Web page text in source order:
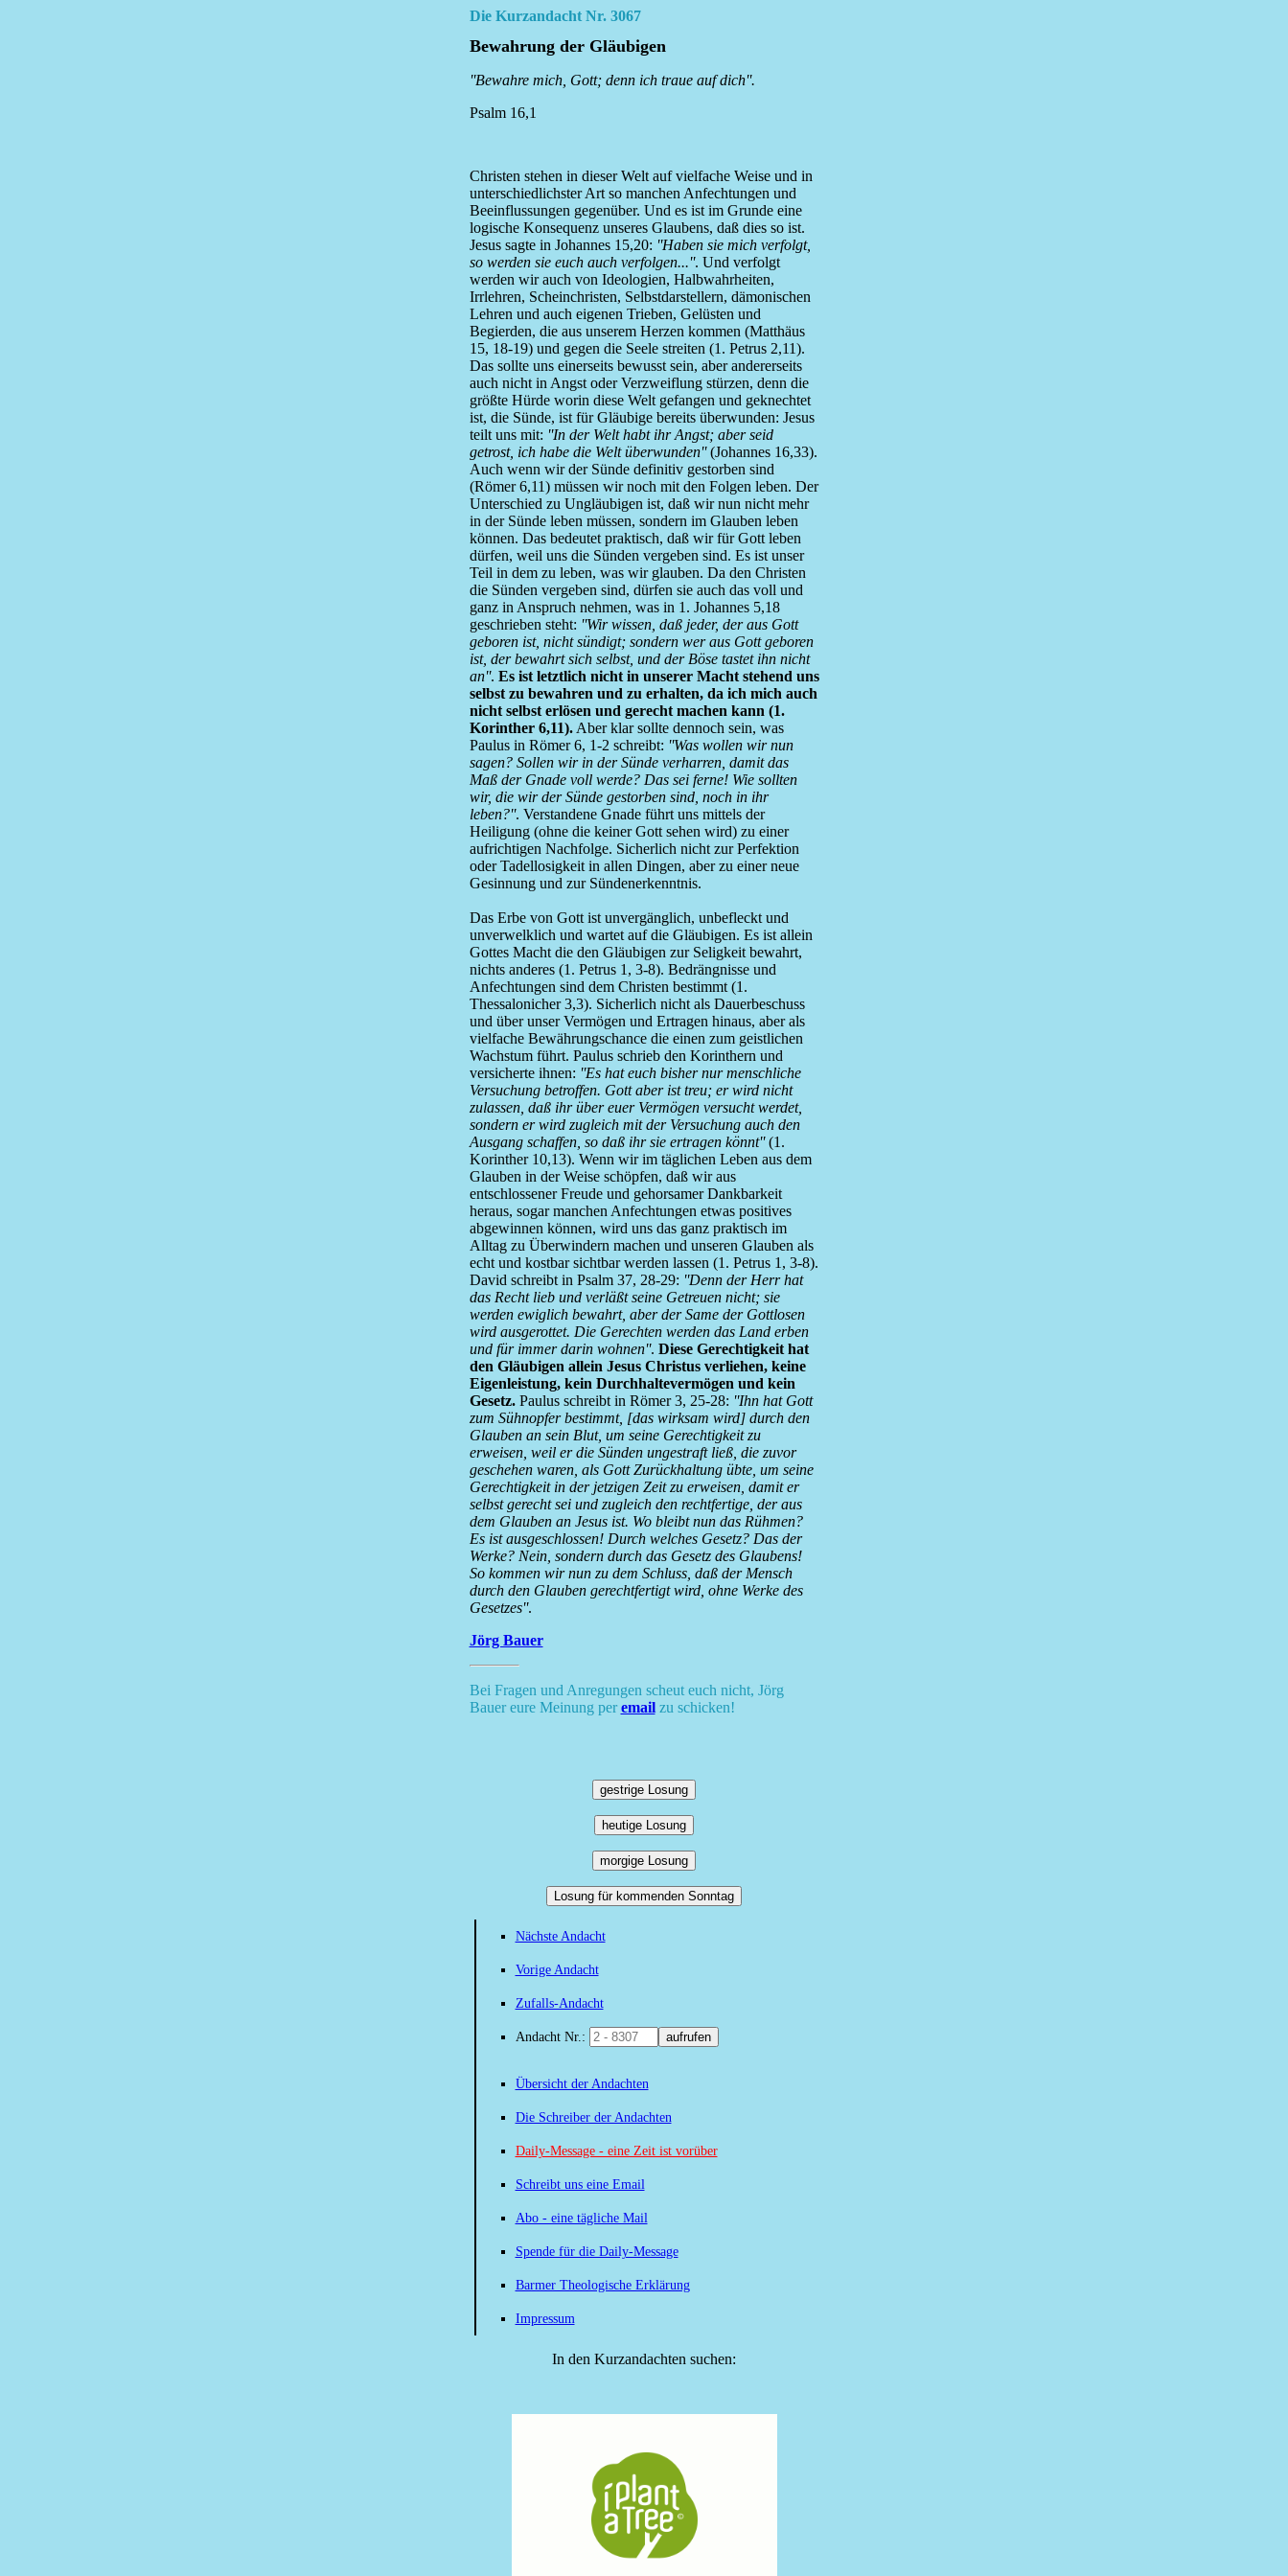
Die Kurzandacht Nr. 3067
Bewahrung der Gläubigen
''Bewahre mich, Gott; denn ich traue auf dich''.
Psalm 16,1
Christen stehen in dieser Welt auf vielfache Weise und in
unterschiedlichster Art so manchen Anfechtungen und
Beeinflussungen gegenüber. Und es ist im Grunde eine
logische Konsequenz unseres Glaubens, daß dies so ist.
Jesus sagte in Johannes 15,20: ''Haben sie mich verfolgt,
so werden sie euch auch verfolgen...''. Und verfolgt
werden wir auch von Ideologien, Halbwahrheiten,
Irrlehren, Scheinchristen, Selbstdarstellern, dämonischen
Lehren und auch eigenen Trieben, Gelüsten und
Begierden, die aus unserem Herzen kommen (Matthäus
15, 18-19) und gegen die Seele streiten (1. Petrus 2,11).
Das sollte uns einerseits bewusst sein, aber andererseits
auch nicht in Angst oder Verzweiflung stürzen, denn die
größte Hürde worin diese Welt gefangen und geknechtet
ist, die Sünde, ist für Gläubige bereits überwunden: Jesus
teilt uns mit: ''In der Welt habt ihr Angst; aber seid
getrost, ich habe die Welt überwunden''(Johannes 16,33).
Auch wenn wir der Sünde definitiv gestorben sind
(Römer 6,11) müssen wir noch mit den Folgen leben. Der
Unterschied zu Ungläubigen ist, daß wir nun nicht mehr
in der Sünde leben müssen, sondern im Glauben leben
können. Das bedeutet praktisch, daß wir für Gott leben
dürfen, weil uns die Sünden vergeben sind. Es ist unser
Teil in dem zu leben, was wir glauben. Da den Christen
die Sünden vergeben sind, dürfen sie auch das voll und
ganz in Anspruch nehmen, was in 1. Johannes 5,18
geschrieben steht: ''Wir wissen, daß jeder, der aus Gott
geboren ist, nicht sündigt; sondern wer aus Gott geboren
ist, der bewahrt sich selbst, und der Böse tastet ihn nicht
an''. Es ist letztlich nicht in unserer Macht stehend uns
selbst zu bewahren und zu erhalten, da ich mich auch
nicht selbst erlösen und gerecht machen kann (1.
Korinther 6,11).Aber klar sollte dennoch sein, was
Paulus in Römer 6, 1-2 schreibt: ''Was wollen wir nun
sagen? Sollen wir in der Sünde verharren, damit das
Maß der Gnade voll werde? Das sei ferne! Wie sollten
wir, die wir der Sünde gestorben sind, noch in ihr
leben?''. Verstandene Gnade führt uns mittels der
Heiligung (ohne die keiner Gott sehen wird) zu einer
aufrichtigen Nachfolge. Sicherlich nicht zur Perfektion
oder Tadellosigkeit in allen Dingen, aber zu einer neue
Gesinnung und zur Sündenerkenntnis.
Das Erbe von Gott ist unvergänglich, unbefleckt und
unverwelklich und wartet auf die Gläubigen. Es ist allein
Gottes Macht die den Gläubigen zur Seligkeit bewahrt,
nichts anderes (1. Petrus 1, 3-8). Bedrängnisse und
Anfechtungen sind dem Christen bestimmt (1.
Thessalonicher 3,3). Sicherlich nicht als Dauerbeschuss
und über unser Vermögen und Ertragen hinaus, aber als
vielfache Bewährungschance die einen zum geistlichen
Wachstum führt. Paulus schrieb den Korinthern und
versicherte ihnen: ''Es hat euch bisher nur menschliche
Versuchung betroffen. Gott aber ist treu; er wird nicht
zulassen, daß ihr über euer Vermögen versucht werdet,
sondern er wird zugleich mit der Versuchung auch den
Ausgang schaffen, so daß ihr sie ertragen könnt''(1.
Korinther 10,13). Wenn wir im täglichen Leben aus dem
Glauben in der Weise schöpfen, daß wir aus
entschlossener Freude und gehorsamer Dankbarkeit
heraus, sogar manchen Anfechtungen etwas positives
abgewinnen können, wird uns das ganz praktisch im
Alltag zu Überwindern machen und unseren Glauben als
echt und kostbar sichtbar werden lassen (1. Petrus 1, 3-8).
David schreibt in Psalm 37, 28-29: ''Denn der Herr hat
das Recht lieb und verläßt seine Getreuen nicht; sie
werden ewiglich bewahrt, aber der Same der Gottlosen
wird ausgerottet. Die Gerechten werden das Land erben
und für immer darin wohnen''. Diese Gerechtigkeit hat
den Gläubigen allein Jesus Christus verliehen, keine
Eigenleistung, kein Durchhaltevermögen und kein
Gesetz.Paulus schreibt in Römer 3, 25-28: ''Ihn hat Gott
zum Sühnopfer bestimmt, [das wirksam wird] durch den
Glauben an sein Blut, um seine Gerechtigkeit zu
erweisen, weil er die Sünden ungestraft ließ, die zuvor
geschehen waren, als Gott Zurückhaltung übte, um seine
Gerechtigkeit in der jetzigen Zeit zu erweisen, damit er
selbst gerecht sei und zugleich den rechtfertige, der aus
dem Glauben an Jesus ist. Wo bleibt nun das Rühmen?
Es ist ausgeschlossen! Durch welches Gesetz? Das der
Werke? Nein, sondern durch das Gesetz des Glaubens!
So kommen wir nun zu dem Schluss, daß der Mensch
durch den Glauben gerechtfertigt wird, ohne Werke des
Gesetzes''.
Jörg Bauer
Bei Fragen und Anregungen scheut euch nicht, Jörg
Bauer eure Meinung peremailzu schicken!
gestrige Losung
heutige Losung
morgige Losung
Losung für kommenden Sonntag
Nächste Andacht
Vorige Andacht
Zufalls-Andacht
Andacht Nr.: aufrufen
Übersicht der Andachten
Die Schreiber der Andachten
Daily-Message - eine Zeit ist vorüber
Schreibt uns eine Email
Abo - eine tägliche Mail
Spende für die Daily-Message
Barmer Theologische Erklärung
Impressum
In den Kurzandachten suchen: